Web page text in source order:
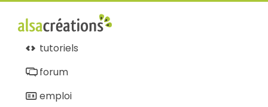
tutoriels
forum
emploi